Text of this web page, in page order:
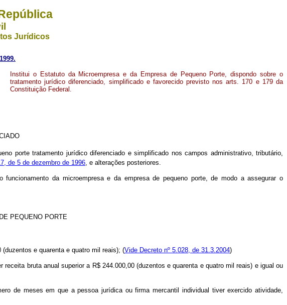
Jurídicos
Institui o Estatuto da Microempresa e da Empresa de Pequeno Porte, dispondo sobre o
tratamento jurídico diferenciado, simplificado e favorecido previsto nos arts. 170 e 179 da
Constituição Federal.
porte tratamento jurídico diferenciado e simplificado nos campos administrativo, tributário,
de 5 de dezembro de 1996, e alterações posteriores.
da microempresa e da empresa de pequeno porte, de modo a assegurar o
PEQUENO PORTE
e quarenta e quatro mil reais); (Vide Decreto nº 5.028, de 31.3.2004)
bruta anual superior a R$ 244.000,00 (duzentos e quarenta e quatro mil reais) e igual ou
de meses em que a pessoa jurídica ou firma mercantil individual tiver exercido atividade,